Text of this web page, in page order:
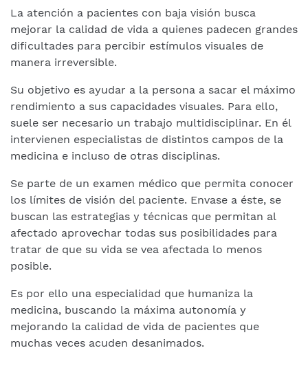
La atención a pacientes con baja visión busca
mejorar la calidad de vida a quienes padecen grandes
dificultades para percibir estímulos visuales de
manera irreversible.
Su objetivo es ayudar a la persona a sacar el máximo
rendimiento a sus capacidades visuales. Para ello,
suele ser necesario un trabajo multidisciplinar. En él
intervienen especialistas de distintos campos de la
medicina e incluso de otras disciplinas.
Se parte de un examen médico que permita conocer
los límites de visión del paciente. Envase a éste, se
buscan las estrategias y técnicas que permitan al
afectado aprovechar todas sus posibilidades para
tratar de que su vida se vea afectada lo menos
posible.
Es por ello una especialidad que humaniza la
medicina, buscando la máxima autonomía y
mejorando la calidad de vida de pacientes que
muchas veces acuden desanimados.